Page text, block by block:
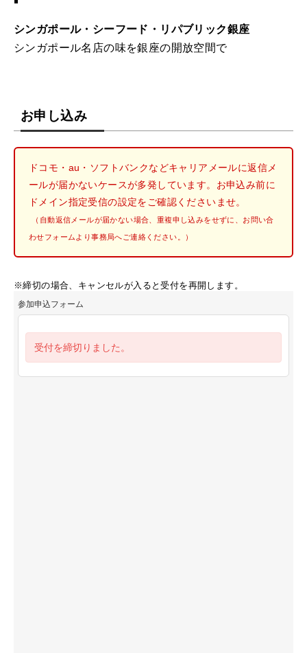
シンガポール・シーフード・リパブリック銀座
シンガポール名店の味を銀座の開放空間で
お申し込み
ドコモ・au・ソフトバンクなどキャリアメールに返信メ
ールが届かないケースが多発しています。お申込み前に
ドメイン指定受信の設定をご確認くださいませ。
（自動返信メールが届かない場合、重複申し込みをせずに、お問い合
わせフォームより事務局へご連絡ください。）
※締切の場合、キャンセルが入ると受付を再開します。